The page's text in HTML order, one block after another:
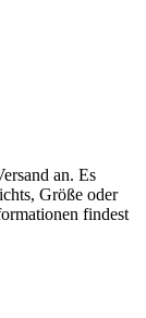
an. Es
Größe oder
findest